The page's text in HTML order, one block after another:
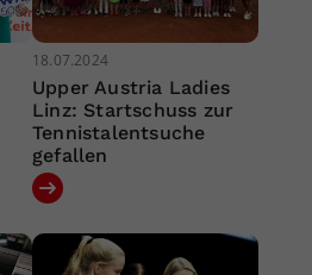
18.07.2024
Upper Austria Ladies
Linz: Startschuss zur
Tennistalentsuche
gefallen